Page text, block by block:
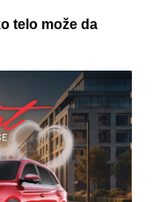
telo može da